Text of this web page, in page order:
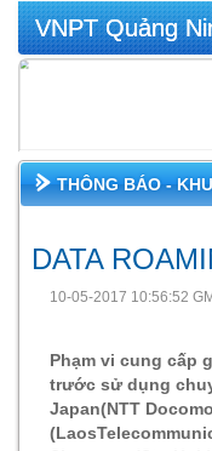
VNPT Quảng
THÔNG BÁO -
DATA
10-05-2017 10:56:52
Phạm vi cung cấp
trước sử dụng
Japan(NTT